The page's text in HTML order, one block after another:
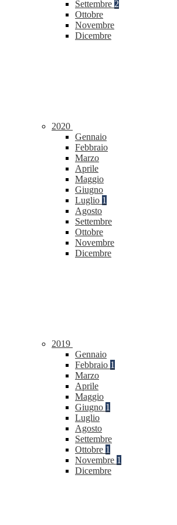
Settembre 2
Ottobre
Novembre
Dicembre
2020
Gennaio
Febbraio
Marzo
Aprile
Maggio
Giugno
Luglio 1
Agosto
Settembre
Ottobre
Novembre
Dicembre
2019
Gennaio
Febbraio 1
Marzo
Aprile
Maggio
Giugno 1
Luglio
Agosto
Settembre
Ottobre 1
Novembre 1
Dicembre